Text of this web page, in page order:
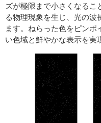
ズが極限まで小さくなる
る物理現象を生じ、光の波
ます。ねらった色をピン
い色域と鮮やかな表示を実